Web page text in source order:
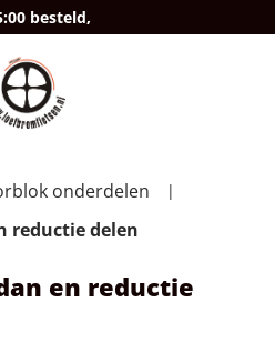
besteld,
onderdelen
reductie delen
en reductie